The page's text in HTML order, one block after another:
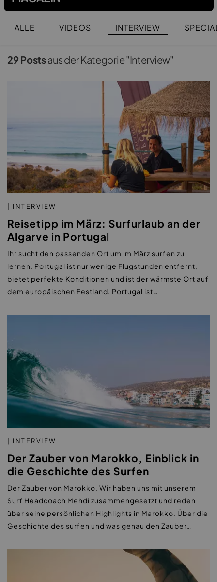
ALLE VIDEOS INTERVIEW
29 Postsaus der Kategorie "Interview"
| INTERVIEW
Reisetipp im März: Surfurlaub an der
Algarve in Portugal
Ihr sucht den passenden Ort um im März surfen zu
lernen. Portugal ist nur wenige Flugstunden entfernt,
bietet perfekte Konditionen und ist der wärmste Ort auf
dem europäischen Festland. Portugal ist…
| INTERVIEW
Der Zauber von Marokko, Einblick in
die Geschichte des Surfen
Der Zauber von Marokko. Wir haben uns mit unserem
Surf Headcoach Mehdi zusammengesetzt und reden
über seine persönlichen Highlights in Marokko. Über die
Geschichte des surfen und was genau den Zauber…